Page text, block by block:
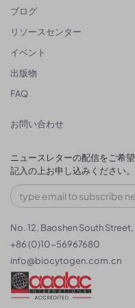
ブログ
リソースセンター
イベント
出版物
FAQ
お問い合わせ
ニュースレターの配信をご希
記入の上お申し込みください。
No. 12, Baoshen South
+86 (0)10-56967680
info@biocytogen.com.cn